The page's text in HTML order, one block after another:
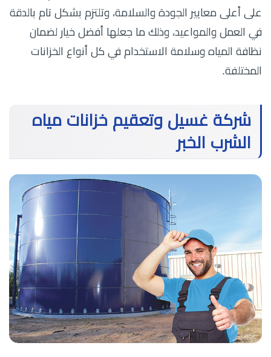
على أعلى معايير الجودة والسلامة، وتلتزم بشكل تام بالدقة
في العمل والمواعيد، وذلك ما جعلها أفضل خيار لضمان
نظافة المياه وسلامة الاستخدام في كل أنواع الخزانات
المختلفة.
شركة غسيل وتعقيم خزانات مياه
الشرب الخبر